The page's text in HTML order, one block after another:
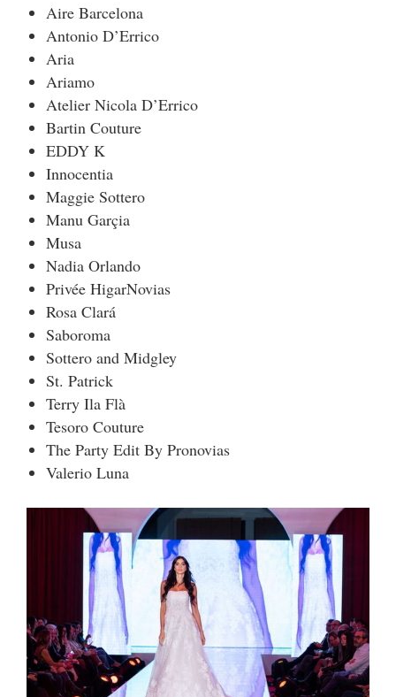
Aire Barcelona
Antonio D’Errico
Aria
Ariamo
Atelier Nicola D’Errico
Bartin Couture
EDDY K
Innocentia
Maggie Sottero
Manu Garçia
Musa
Nadia Orlando
Privée HigarNovias
Rosa Clará
Saboroma
Sottero and Midgley
St. Patrick
Terry Ila Flà
Tesoro Couture
The Party Edit By Pronovias
Valerio Luna